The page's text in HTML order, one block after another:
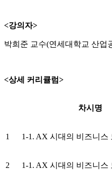
<강의자>
박희준 교수(연세대학교 산업
<상세 커리큘럼>
차시명
1 1-1. AX 시대의 비즈니스
2 1-1. AX 시대의 비즈니스